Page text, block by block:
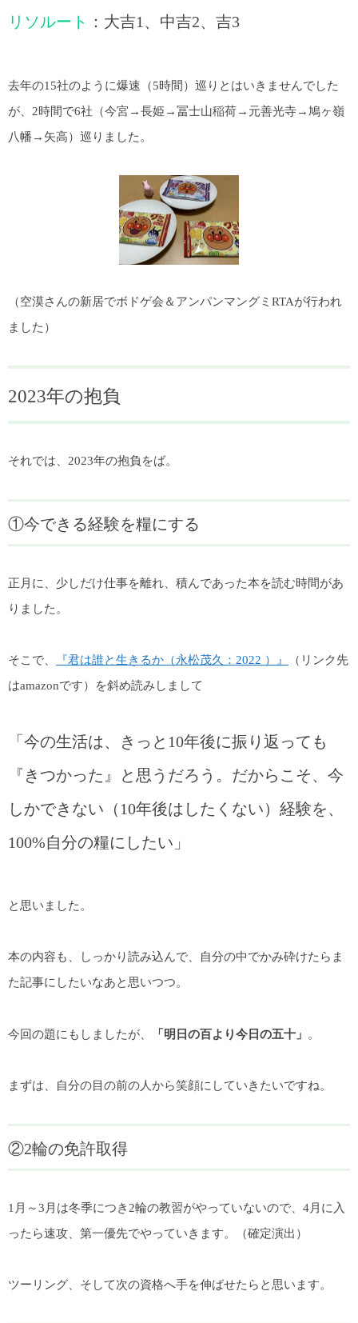
リソルート ：大吉1、中吉2、吉3
去年の15社のように爆速（5時間）巡りとはいきませんでした
が、2時間で6社（今宮→長姫→冨士山稲荷→元善光寺→鳩ヶ嶺
八幡→矢高）巡りました。
（空漠さんの新居でボドゲ会＆アンパンマングミRTAが行われ
ました）
2023年の抱負
それでは、2023年の抱負をば。
①今できる経験を糧にする
正月に、少しだけ仕事を離れ、積んであった本を読む時間があ
りました。
そこで、 『君は誰と生きるか（永松茂久：2022 ）』
（リンク先
はamazonです）を斜め読みしまして
「今の生活は、きっと10年後に振り返っても
『きつかった』と思うだろう。だからこそ、今
しかできない（10年後はしたくない）経験を、
100%自分の糧にしたい」
と思いました。
本の内容も、しっかり読み込んで、自分の中でかみ砕けたらま
た記事にしたいなあと思いつつ。
今回の題にもしましたが、 「明日の百より今日の五十」 。
まずは、自分の目の前の人から笑顔にしていきたいですね。
②2輪の免許取得
1月～3月は冬季につき2輪の教習がやっていないので、4月に入
ったら速攻、第一優先でやっていきます。（確定演出）
ツーリング、そして次の資格へ手を伸ばせたらと思います。